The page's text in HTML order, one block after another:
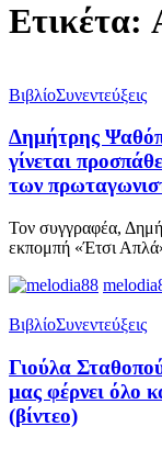
Ετικέτα:
ΒιβλίοΣυνεντεύξεις
Δημήτρης
γίνεται
των
Τον συγγραφέα,
εκπομπή «Έτσι
ΒιβλίοΣυνεντεύξεις
Γιούλα
μας φέρνει όλο
(βίντεο)